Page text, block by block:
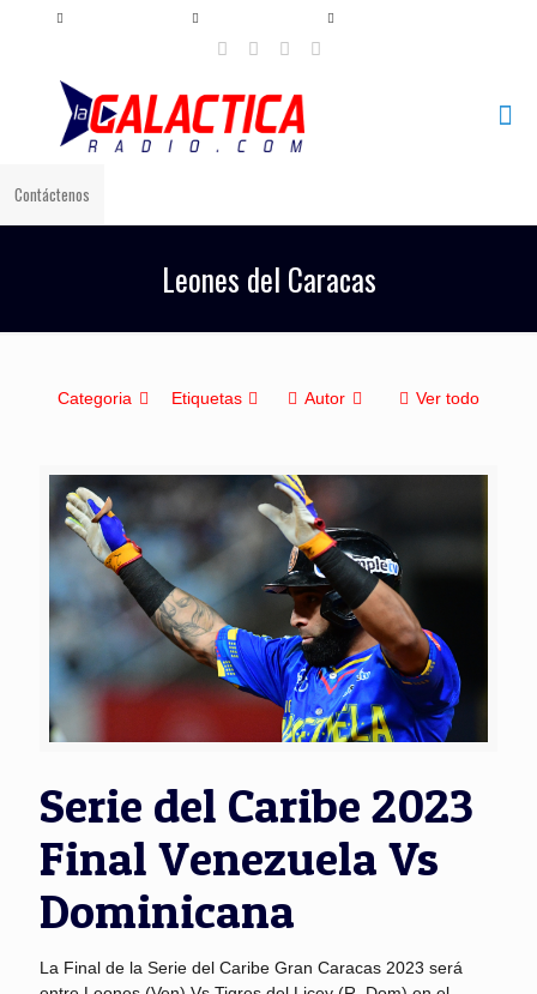
Contáctenos
Leones del Caracas
Categoria Etiquetas Autor Ver todo
Serie del Caribe 2023
Final Venezuela Vs
Dominicana
La Final de la Serie del Caribe Gran Caracas 2023 será